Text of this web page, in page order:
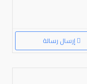
إرسال رسالة